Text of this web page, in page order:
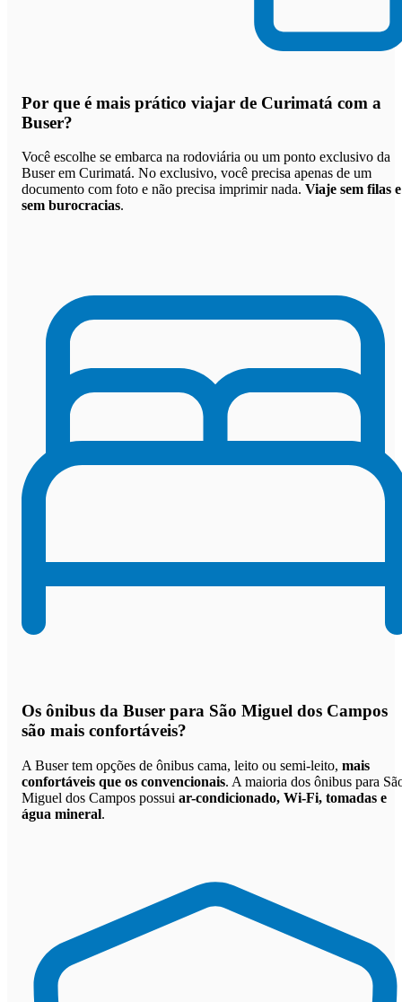
Por que é mais prático viajar de Curimatá com a
Buser?
Você escolhe se embarca na rodoviária ou um ponto exclusivo da
Buser em Curimatá. No exclusivo, você precisa apenas de um
documento com foto e não precisa imprimir nada. Viaje sem filas e
sem burocracias.
Os ônibus da Buser para São Miguel dos Campos
são mais confortáveis?
A Buser tem opções de ônibus cama, leito ou semi-leito, mais
confortáveis que os convencionais. A maioria dos ônibus para
Miguel dos Campos possui ar-condicionado, Wi-Fi, tomadas e
água mineral.